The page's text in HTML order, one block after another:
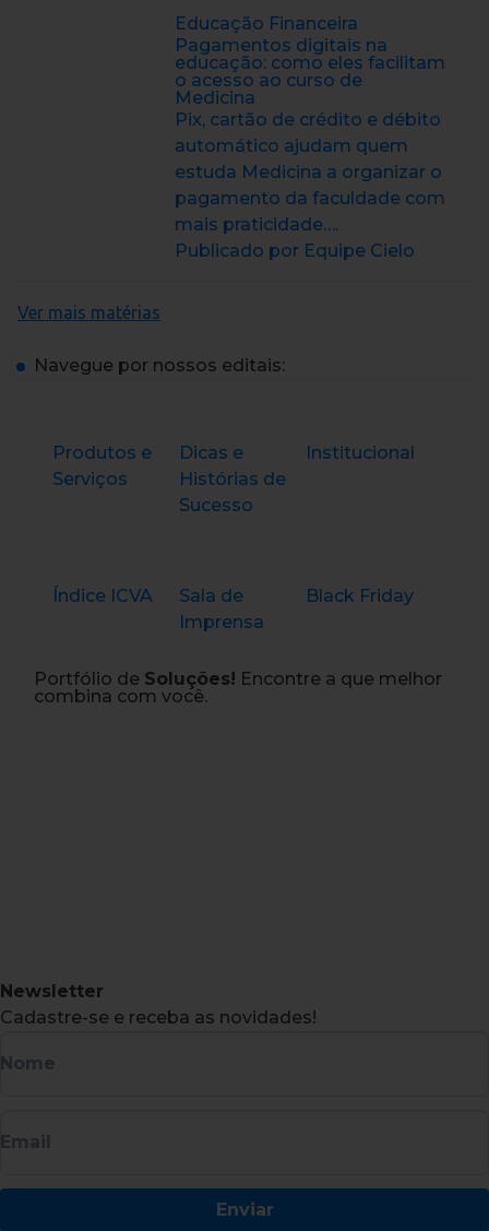
Educação Financeira
Pagamentos digitais na
educação: como eles facilitam
o acesso ao curso de
Medicina
Pix, cartão de crédito e débito
automático ajudam quem
estuda Medicina a organizar o
pagamento da faculdade com
mais praticidade….
Publicado por Equipe Cielo
Ver mais matérias
Navegue por nossos editais:
Produtos e
Serviços
Dicas e
Histórias de
Sucesso
Institucional
Índice ICVA
Sala de
Imprensa
Black Friday
Portfólio de Soluções! Encontre a que melhor
combina com você.
Newsletter
Cadastre-se e receba as novidades!
Nome
Email
Enviar